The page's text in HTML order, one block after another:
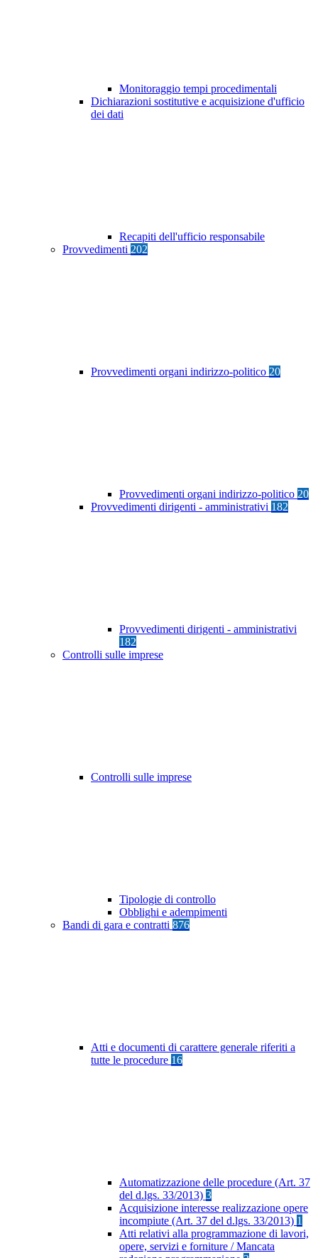
Monitoraggio tempi procedimentali
Dichiarazioni sostitutive e acquisizione d'ufficio
dei dati
Recapiti dell'ufficio responsabile
Provvedimenti 202
Provvedimenti organi indirizzo-politico 20
Provvedimenti organi indirizzo-politico 20
Provvedimenti dirigenti - amministrativi 182
Provvedimenti dirigenti - amministrativi
182
Controlli sulle imprese
Controlli sulle imprese
Tipologie di controllo
Obblighi e adempimenti
Bandi di gara e contratti 876
Atti e documenti di carattere generale riferiti a
tutte le procedure 16
Automatizzazione delle procedure (Art. 37
del d.lgs. 33/2013) 3
Acquisizione interesse realizzazione opere
incompiute (Art. 37 del d.lgs. 33/2013) 1
Atti relativi alla programmazione di lavori,
opere, servizi e forniture / Mancata